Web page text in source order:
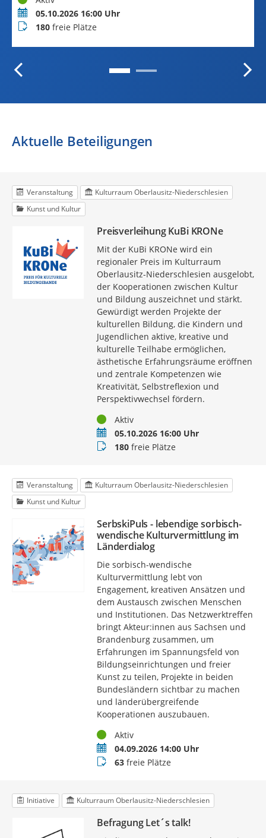
Termin05.10.2026 16:00 Uhr
Buchungsstatus
180freie Plätze
Aktuelle Beteiligungen
Veranstaltung
Kulturraum Oberlausitz-Niederschlesien
Kunst und Kultur
Preisverleihung KuBi KRONe
Mit der KuBi KRONe wird ein
regionaler Preis im Kulturraum
Oberlausitz-Niederschlesien ausgelobt,
der Kooperationen zwischen Kultur
und Bildung auszeichnet und stärkt.
Gewürdigt werden Projekte der
kulturellen Bildung, die Kindern und
Jugendlichen aktive, kreative und
kulturelle Teilhabe ermöglichen,
ästhetische Erfahrungsräume eröffnen
und zentrale Kompetenzen wie
Kreativität, Selbstreflexion und
Perspektivwechsel fördern.
StatusAktiv
Termin05.10.2026 16:00 Uhr
Buchungsstatus
180freie Plätze
Veranstaltung
Kulturraum Oberlausitz-Niederschlesien
Kunst und Kultur
SerbskiPuls - lebendige sorbisch-
wendische Kulturvermittlung im
Länderdialog
Die sorbisch-wendische
Kulturvermittlung lebt von
Engagement, kreativen Ansätzen und
dem Austausch zwischen Menschen
und Institutionen. Das Netzwerktreffen
bringt Akteur:innen aus Sachsen und
Brandenburg zusammen, um
Erfahrungen im Spannungsfeld von
Bildungseinrichtungen und freier
Kunst zu teilen, Projekte in beiden
Bundesländern sichtbar zu machen
und länderübergreifende
Kooperationen auszubauen.
StatusAktiv
Termin04.09.2026 14:00 Uhr
Buchungsstatus
63freie Plätze
Initiative Kulturraum Oberlausitz-Niederschlesien
Befragung Let´s talk!